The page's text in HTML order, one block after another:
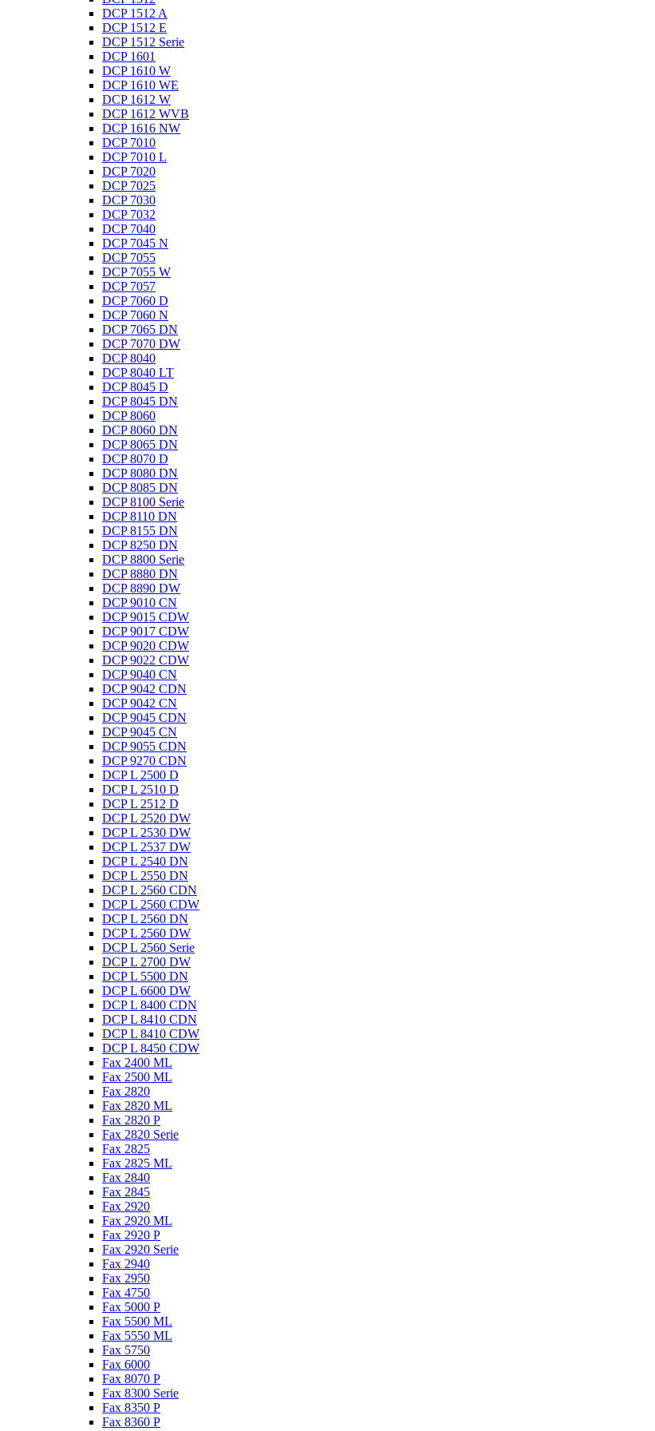
DCP 1512 A
DCP 1512 E
DCP 1512 Serie
DCP 1601
DCP 1610 W
DCP 1610 WE
DCP 1612 W
DCP 1612 WVB
DCP 1616 NW
DCP 7010
DCP 7010 L
DCP 7020
DCP 7025
DCP 7030
DCP 7032
DCP 7040
DCP 7045 N
DCP 7055
DCP 7055 W
DCP 7057
DCP 7060 D
DCP 7060 N
DCP 7065 DN
DCP 7070 DW
DCP 8040
DCP 8040 LT
DCP 8045 D
DCP 8045 DN
DCP 8060
DCP 8060 DN
DCP 8065 DN
DCP 8070 D
DCP 8080 DN
DCP 8085 DN
DCP 8100 Serie
DCP 8110 DN
DCP 8155 DN
DCP 8250 DN
DCP 8800 Serie
DCP 8880 DN
DCP 8890 DW
DCP 9010 CN
DCP 9015 CDW
DCP 9017 CDW
DCP 9020 CDW
DCP 9022 CDW
DCP 9040 CN
DCP 9042 CDN
DCP 9042 CN
DCP 9045 CDN
DCP 9045 CN
DCP 9055 CDN
DCP 9270 CDN
DCP L 2500 D
DCP L 2510 D
DCP L 2512 D
DCP L 2520 DW
DCP L 2530 DW
DCP L 2537 DW
DCP L 2540 DN
DCP L 2550 DN
DCP L 2560 CDN
DCP L 2560 CDW
DCP L 2560 DN
DCP L 2560 DW
DCP L 2560 Serie
DCP L 2700 DW
DCP L 5500 DN
DCP L 6600 DW
DCP L 8400 CDN
DCP L 8410 CDN
DCP L 8410 CDW
DCP L 8450 CDW
Fax 2400 ML
Fax 2500 ML
Fax 2820
Fax 2820 ML
Fax 2820 P
Fax 2820 Serie
Fax 2825
Fax 2825 ML
Fax 2840
Fax 2845
Fax 2920
Fax 2920 ML
Fax 2920 P
Fax 2920 Serie
Fax 2940
Fax 2950
Fax 4750
Fax 5000 P
Fax 5500 ML
Fax 5550 ML
Fax 5750
Fax 6000
Fax 8070 P
Fax 8300 Serie
Fax 8350 P
Fax 8360 P